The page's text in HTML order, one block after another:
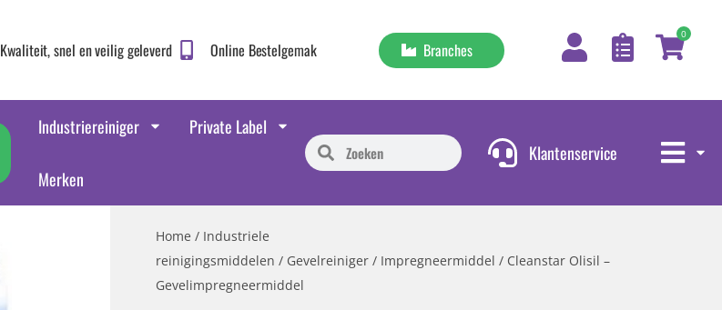
Kwaliteit, snel en veilig geleverd Online Bestelgemak Branches
0
Industriereiniger Private Label
Merken
Klantenservice
Home / Industriele
reinigingsmiddelen / Gevelreiniger / Impregneermiddel / Cleanstar Olisil –
Gevelimpregneermiddel